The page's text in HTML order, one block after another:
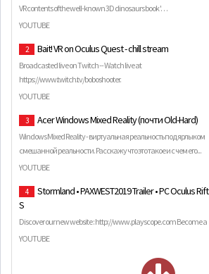
VR contents of the well-known 3D dinosaurs book '…
YOUTUBE
2 Bait! VR on Oculus Quest - chill stream
Broadcasted live on Twitch -- Watch live at
https://www.twitch.tv/boboshooter.
YOUTUBE
3 Acer Windows Mixed Reality (почти Old-Hard)
Windows Mixed Reality - виртуальная реальность под ярлыком
смешанной реальности. Расскажу что это такое и с чем его...
YOUTUBE
4
Stormland • PAXWEST2019 Trailer • PC Oculus Rift
S
Discover our new website : http://www.playscope.com Become a
fan on Facebook : http://fb.me/Playscope Follow us on Twitt…
YOUTUBE